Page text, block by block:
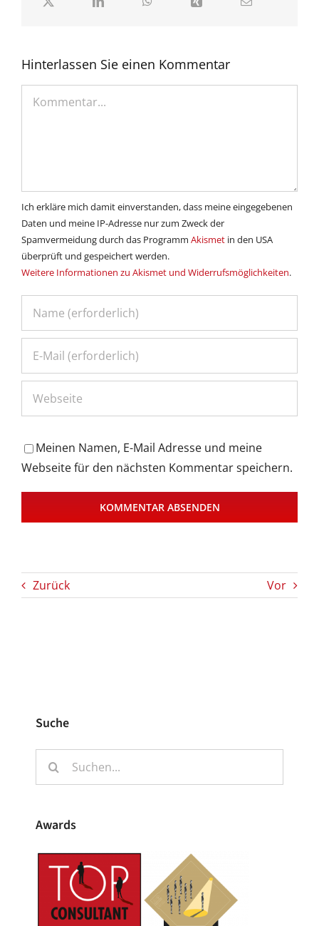
Hinterlassen Sie einen Kommentar
Kommentar
Ich erkläre mich damit einverstanden, dass meine eingegebenen
Daten und meine IP-Adresse nur zum Zweck der
Spamvermeidung durch das Programm Akismetin den USA
überprüft und gespeichert werden.
Weitere Informationen zu Akismet und Widerrufsmöglichkeiten.
Meinen Namen, E-Mail Adresse und meine
Webseite für den nächsten Kommentar speichern.
Zurück Vor
Suche
Suche
Awards